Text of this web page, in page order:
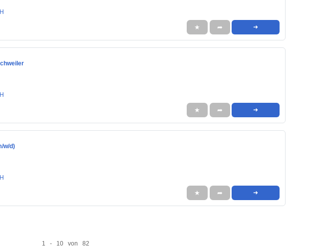
★ ➦ ➜
★ ➦ ➜
w/d)
★ ➦ ➜
1 - 10 von 82